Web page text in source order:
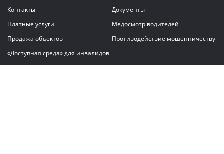
Контакты
Документы
Платные услуги
Медосмотр водителей
Продажа объектов
Противодействие мошенничеству
«Доступная среда» для инвалидов